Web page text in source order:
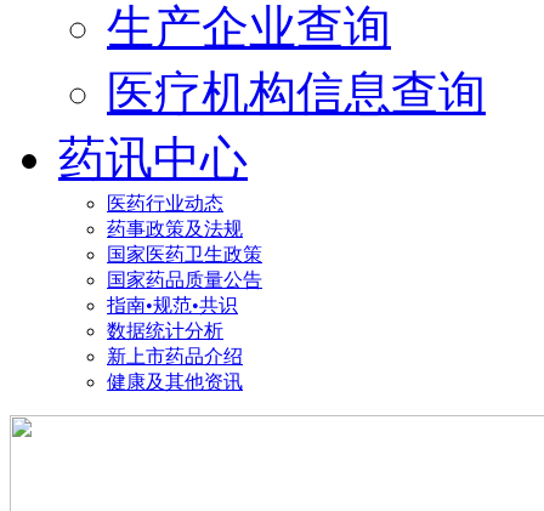
生产企业查询
医疗机构信息查询
药讯中心
医药行业动态
药事政策及法规
国家医药卫生政策
国家药品质量公告
指南•规范•共识
数据统计分析
新上市药品介绍
健康及其他资讯